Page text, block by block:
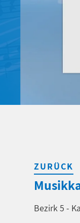
ZURÜCK
Bezirk 5 -